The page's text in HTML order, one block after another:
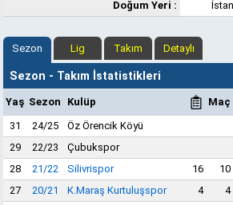
Doğum Yeri :
Sezon Lig Takım Detaylı
Sezon - Takım İstatistikleri
Yaş Sezon Kulüp Maç
31
24/25
Öz Örencik Köyü
29
22/23
Çubukspor
28
21/22 Silivrispor 16 10
27
20/21 K.Maraş Kurtuluşspor 4 4